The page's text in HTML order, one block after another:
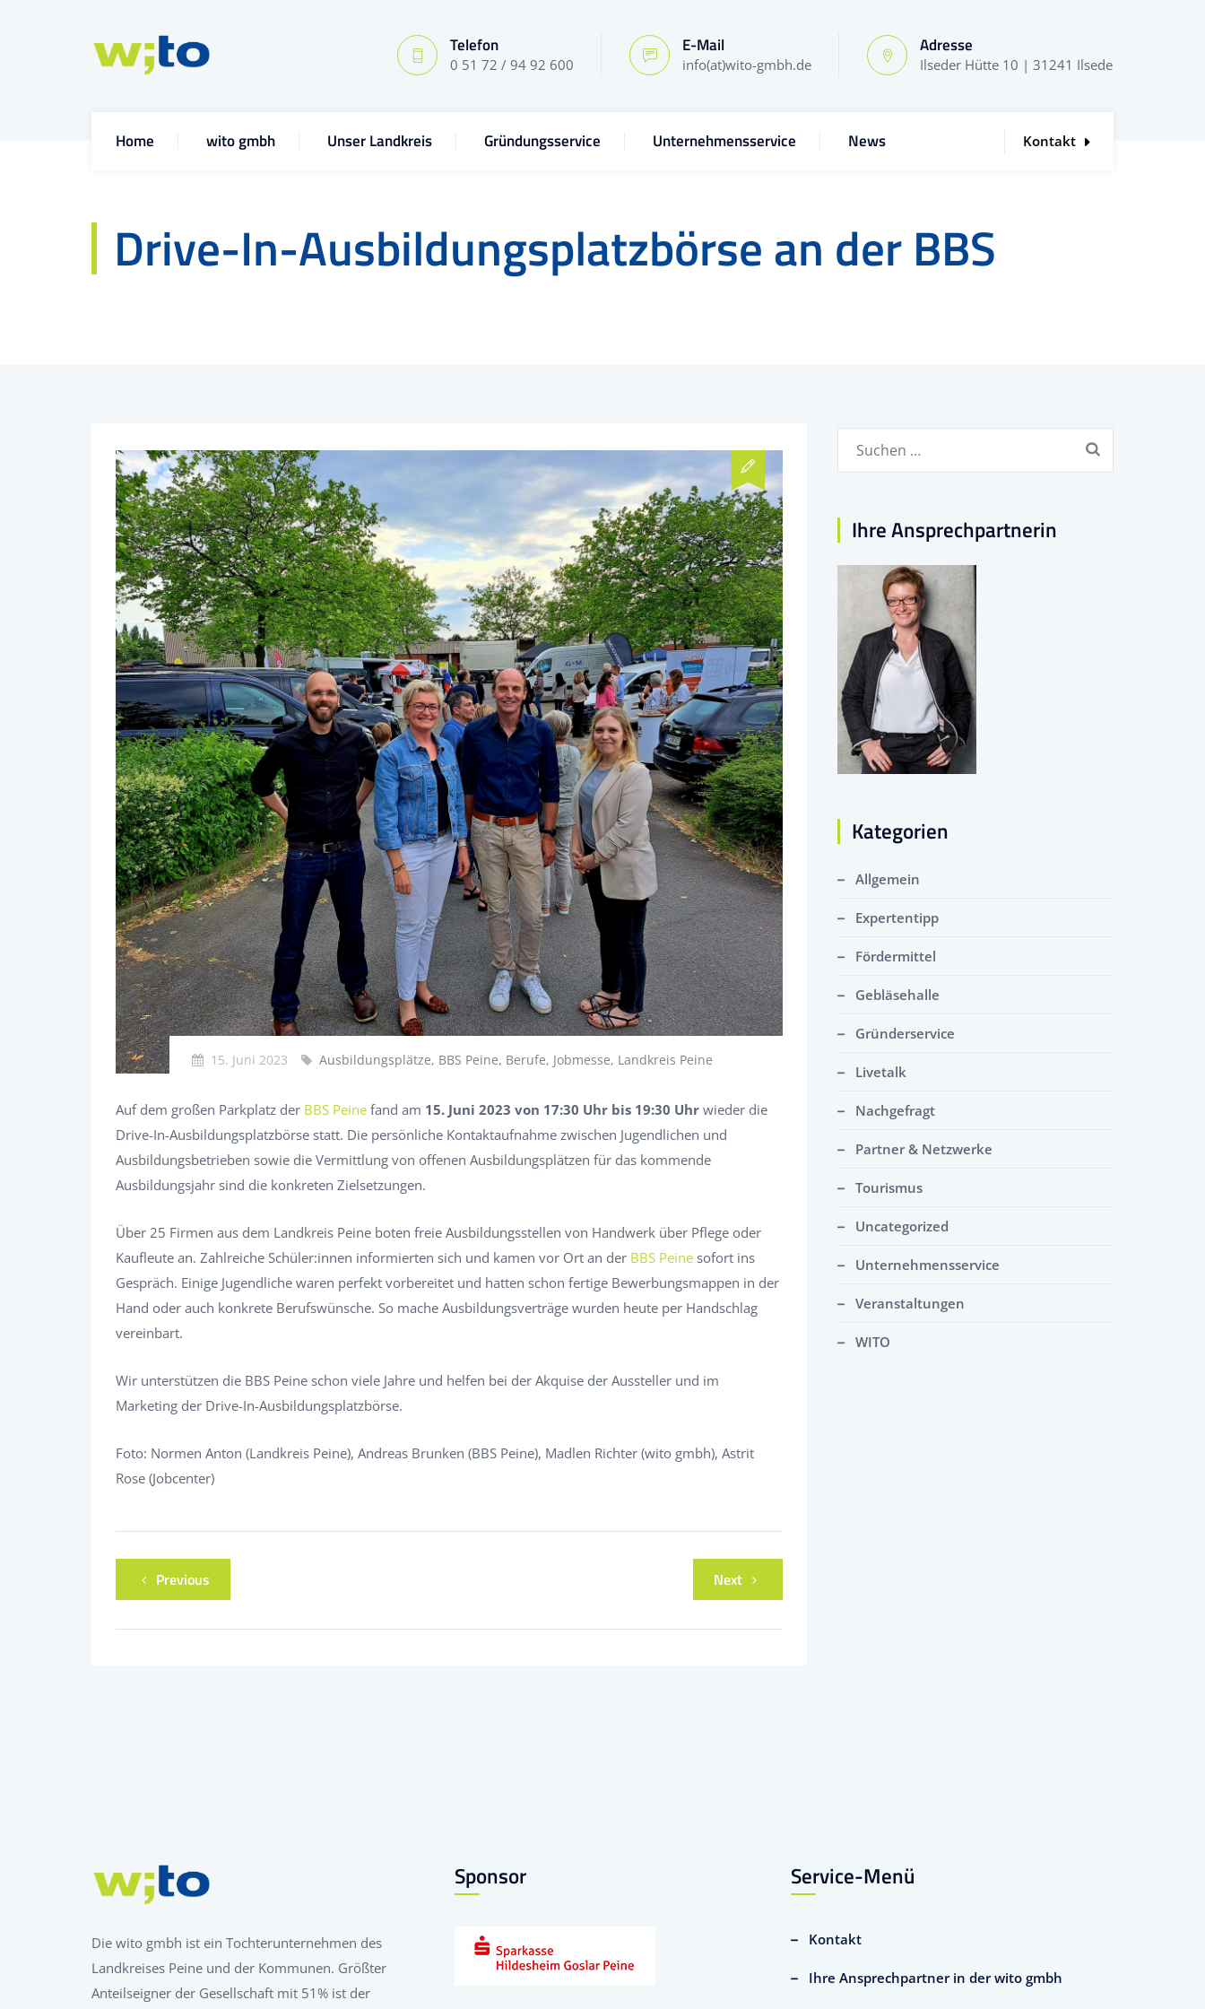
Telefon
0 51 72 / 94 92 600
E-Mail
info(at)wito-gmbh.de
Adresse
Ilseder Hütte 10 | 31241 Ilsede
Home wito gmbh Unser Landkreis Gründungsservice Unternehmensservice News Kontakt
Drive-In-Ausbildungsplatzbörse an der BBS
15. Juni 2023 Ausbildungsplätze, BBS Peine, Berufe, Jobmesse, Landkreis Peine
Auf dem großen Parkplatz der BBS Peine fand am 15. Juni 2023 von 17:30 Uhr bis 19:30 Uhr wieder die
Drive-In-Ausbildungsplatzbörse statt. Die persönliche Kontaktaufnahme zwischen Jugendlichen und
Ausbildungsbetrieben sowie die Vermittlung von offenen Ausbildungsplätzen für das kommende
Ausbildungsjahr sind die konkreten Zielsetzungen.
Über 25 Firmen aus dem Landkreis Peine boten freie Ausbildungsstellen von Handwerk über Pflege oder
Kaufleute an. Zahlreiche Schüler:innen informierten sich und kamen vor Ort an der BBS Peine sofort ins
Gespräch. Einige Jugendliche waren perfekt vorbereitet und hatten schon fertige Bewerbungsmappen in der
Hand oder auch konkrete Berufswünsche. So mache Ausbildungsverträge wurden heute per Handschlag
vereinbart.
Wir unterstützen die BBS Peine schon viele Jahre und helfen bei der Akquise der Aussteller und im
Marketing der Drive-In-Ausbildungsplatzbörse.
Foto: Normen Anton (Landkreis Peine), Andreas Brunken (BBS Peine), Madlen Richter (wito gmbh), Astrit
Rose (Jobcenter)
Previous Next
Suchen
Ihre Ansprechpartnerin
Kategorien
Allgemein
Expertentipp
Fördermittel
Gebläsehalle
Gründerservice
Livetalk
Nachgefragt
Partner & Netzwerke
Tourismus
Uncategorized
Unternehmensservice
Veranstaltungen
WITO
Die wito gmbh ist ein Tochterunternehmen des
Landkreises Peine und der Kommunen. Größter
Anteilseigner der Gesellschaft mit 51% ist der
Sponsor Service-Menü
Kontakt
Ihre Ansprechpartner in der wito gmbh